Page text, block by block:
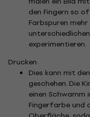
den Fingern so
Farbspuren
experimentieren.
Drucken
Dies kann mit
geschehen. Die
einen Schwamm
Fingerfarbe und